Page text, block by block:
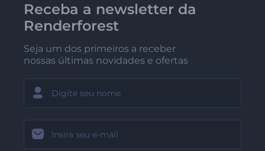
Receba a newsletter da
Renderforest
Seja um dos primeiros a receber
nossas últimas novidades e ofertas